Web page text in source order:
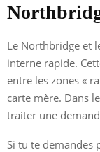
Le Northbridge et
interne rapide.
entre les zones «
carte mère. Dans
traiter une
Si tu te demandes